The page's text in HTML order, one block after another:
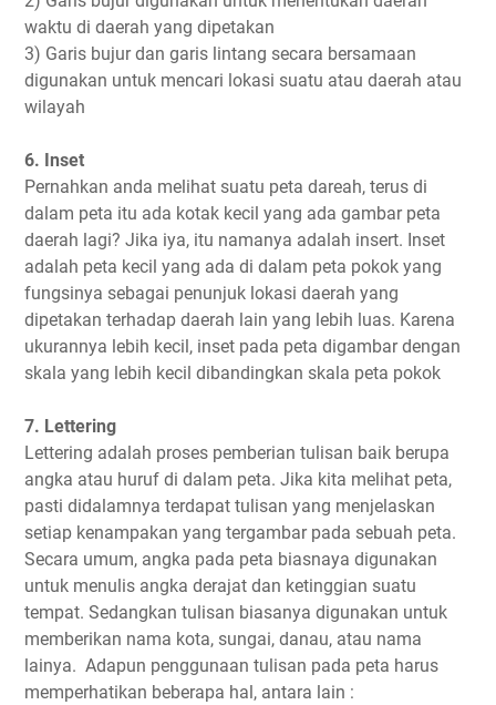
waktu di daerah yang dipetakan
3) Garis bujur dan garis lintang secara bersamaan
digunakan untuk mencari lokasi suatu atau daerah atau
wilayah
6. Inset
Pernahkan anda melihat suatu peta dareah, terus di
dalam peta itu ada kotak kecil yang ada gambar peta
daerah lagi? Jika iya, itu namanya adalah insert. Inset
adalah peta kecil yang ada di dalam peta pokok yang
fungsinya sebagai penunjuk lokasi daerah yang
dipetakan terhadap daerah lain yang lebih luas. Karena
ukurannya lebih kecil, inset pada peta digambar dengan
skala yang lebih kecil dibandingkan skala peta pokok
7. Lettering
Lettering adalah proses pemberian tulisan baik berupa
angka atau huruf di dalam peta. Jika kita melihat peta,
pasti didalamnya terdapat tulisan yang menjelaskan
setiap kenampakan yang tergambar pada sebuah peta.
Secara umum, angka pada peta biasnaya digunakan
untuk menulis angka derajat dan ketinggian suatu
tempat. Sedangkan tulisan biasanya digunakan untuk
memberikan nama kota, sungai, danau, atau nama
lainya. Adapun penggunaan tulisan pada peta harus
memperhatikan beberapa hal, antara lain :